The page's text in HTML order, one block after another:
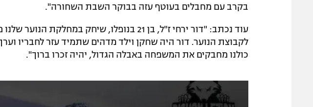
בקרב עם מחבלים בעוטף עזה בבוקר השבת השחורה".
עוד נכתב: "דור ירחי ז"ל, בן 21 בנופלו, שיחק
לקבוצת הנוער. דור היה שחקן וילד מדהים שתמיד עזר לחבריו
כולנו מחבקים את המשפחה באבלה הגדול, יהיה זכרו ברוך".